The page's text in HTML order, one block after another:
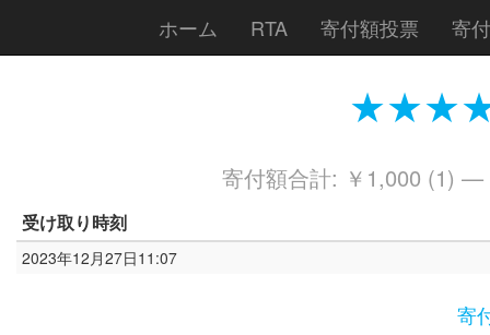
ホーム RTA 寄付額投票 寄
寄付額合計: ￥1,000 (1) —
受け取り時刻
2023年12月27日11:07
寄